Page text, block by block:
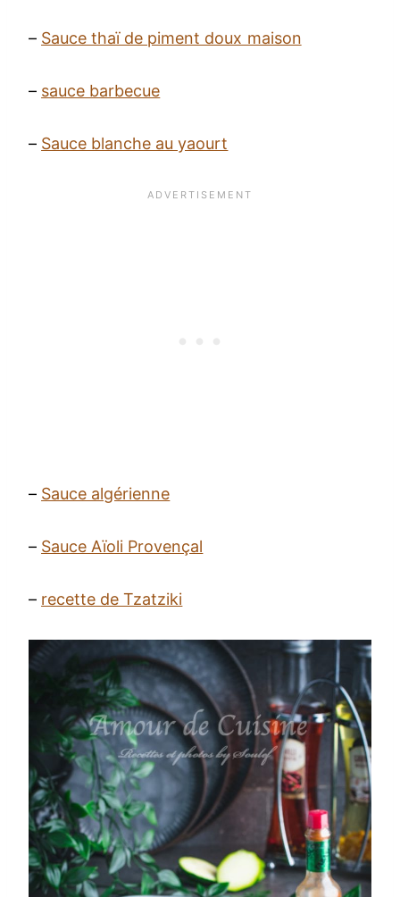
– Sauce thaï de piment doux maison
– sauce barbecue
– Sauce blanche au yaourt
– Sauce algérienne
– Sauce Aïoli Provençal
– recette de Tzatziki